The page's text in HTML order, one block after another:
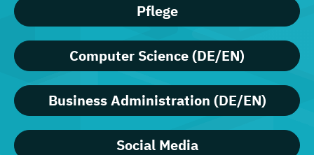
Pflege
Computer Science (DE/EN)
Business Administration (DE/EN)
Social Media